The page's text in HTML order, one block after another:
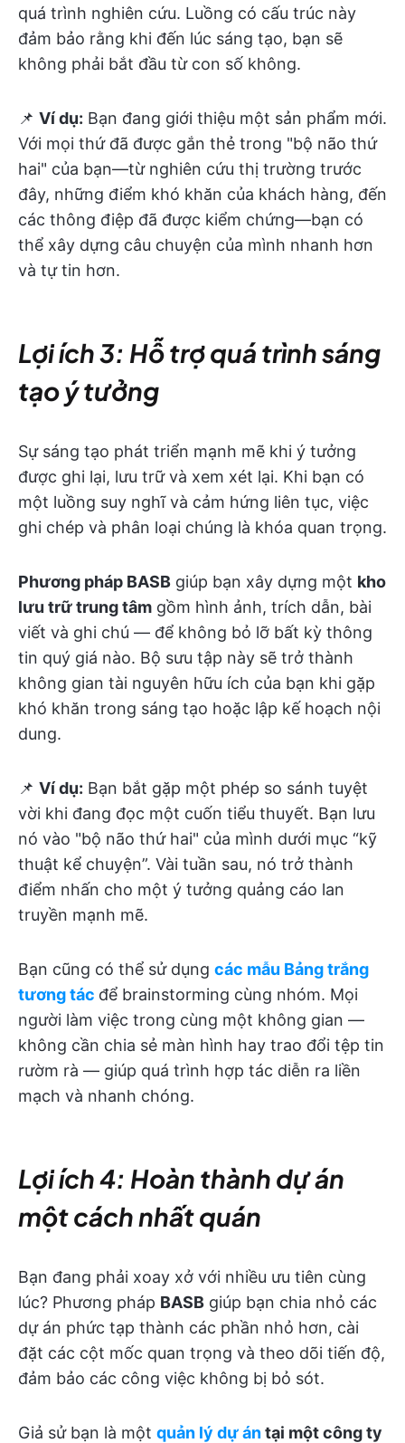
quá trình nghiên cứu. Luồng có cấu trúc này
đảm bảo rằng khi đến lúc sáng tạo, bạn sẽ
không phải bắt đầu từ con số không.
📌 Ví dụ: Bạn đang giới thiệu một sản phẩm mới.
Với mọi thứ đã được gắn thẻ trong "bộ não thứ
hai" của bạn—từ nghiên cứu thị trường trước
đây, những điểm khó khăn của khách hàng, đến
các thông điệp đã được kiểm chứng—bạn có
thể xây dựng câu chuyện của mình nhanh hơn
và tự tin hơn.
Lợi ích 3: Hỗ trợ quá trình sáng
tạo ý tưởng
Sự sáng tạo phát triển mạnh mẽ khi ý tưởng
được ghi lại, lưu trữ và xem xét lại. Khi bạn có
một luồng suy nghĩ và cảm hứng liên tục, việc
ghi chép và phân loại chúng là khóa quan trọng.
Phương pháp BASB giúp bạn xây dựng một kho
lưu trữ trung tâm gồm hình ảnh, trích dẫn, bài
viết và ghi chú — để không bỏ lỡ bất kỳ thông
tin quý giá nào. Bộ sưu tập này sẽ trở thành
không gian tài nguyên hữu ích của bạn khi gặp
khó khăn trong sáng tạo hoặc lập kế hoạch nội
dung.
📌 Ví dụ: Bạn bắt gặp một phép so sánh tuyệt
vời khi đang đọc một cuốn tiểu thuyết. Bạn lưu
nó vào "bộ não thứ hai" của mình dưới mục “kỹ
thuật kể chuyện”. Vài tuần sau, nó trở thành
điểm nhấn cho một ý tưởng quảng cáo lan
truyền mạnh mẽ.
Bạn cũng có thể sử dụng các mẫu Bảng trắng
tương tác để brainstorming cùng nhóm. Mọi
người làm việc trong cùng một không gian —
không cần chia sẻ màn hình hay trao đổi tệp tin
rườm rà — giúp quá trình hợp tác diễn ra liền
mạch và nhanh chóng.
Lợi ích 4: Hoàn thành dự án
một cách nhất quán
Bạn đang phải xoay xở với nhiều ưu tiên cùng
lúc? Phương pháp BASB giúp bạn chia nhỏ các
dự án phức tạp thành các phần nhỏ hơn, cài
đặt các cột mốc quan trọng và theo dõi tiến độ,
đảm bảo các công việc không bị bỏ sót.
Giả sử bạn là một quản lý dự ántại một công ty